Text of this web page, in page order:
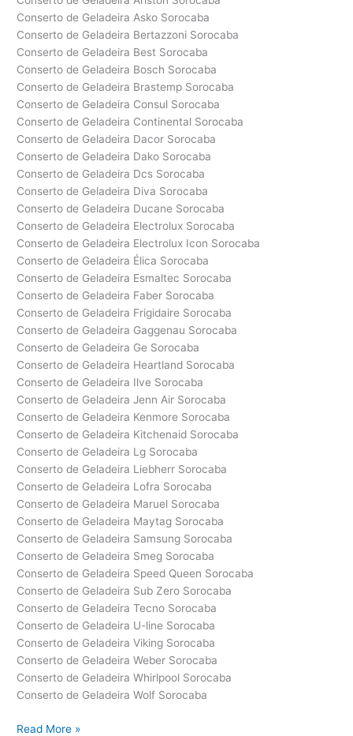
Conserto de Geladeira Asko Sorocaba
Conserto de Geladeira Bertazzoni Sorocaba
Conserto de Geladeira Best Sorocaba
Conserto de Geladeira Bosch Sorocaba
Conserto de Geladeira Brastemp Sorocaba
Conserto de Geladeira Consul Sorocaba
Conserto de Geladeira Continental Sorocaba
Conserto de Geladeira Dacor Sorocaba
Conserto de Geladeira Dako Sorocaba
Conserto de Geladeira Dcs Sorocaba
Conserto de Geladeira Diva Sorocaba
Conserto de Geladeira Ducane Sorocaba
Conserto de Geladeira Electrolux Sorocaba
Conserto de Geladeira Electrolux Icon Sorocaba
Conserto de Geladeira Élica Sorocaba
Conserto de Geladeira Esmaltec Sorocaba
Conserto de Geladeira Faber Sorocaba
Conserto de Geladeira Frigidaire Sorocaba
Conserto de Geladeira Gaggenau Sorocaba
Conserto de Geladeira Ge Sorocaba
Conserto de Geladeira Heartland Sorocaba
Conserto de Geladeira Ilve Sorocaba
Conserto de Geladeira Jenn Air Sorocaba
Conserto de Geladeira Kenmore Sorocaba
Conserto de Geladeira Kitchenaid Sorocaba
Conserto de Geladeira Lg Sorocaba
Conserto de Geladeira Liebherr Sorocaba
Conserto de Geladeira Lofra Sorocaba
Conserto de Geladeira Maruel Sorocaba
Conserto de Geladeira Maytag Sorocaba
Conserto de Geladeira Samsung Sorocaba
Conserto de Geladeira Smeg Sorocaba
Conserto de Geladeira Speed Queen Sorocaba
Conserto de Geladeira Sub Zero Sorocaba
Conserto de Geladeira Tecno Sorocaba
Conserto de Geladeira U-line Sorocaba
Conserto de Geladeira Viking Sorocaba
Conserto de Geladeira Weber Sorocaba
Conserto de Geladeira Whirlpool Sorocaba
Conserto de Geladeira Wolf Sorocaba
Conserto
Read More »